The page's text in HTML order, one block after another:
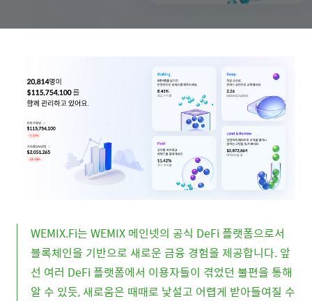
WEMIX.Fi는 WEMIX 메인넷의 공식 DeFi 플랫폼으로서
블록체인을 기반으로 새로운 금융 경험을 제공합니다. 앞
선 여러 DeFi 플랫폼에서 이용자들이 겪었던 불편을 통해
알 수 있듯, 새로움은 때때로 낯설고 어렵게 받아들여질 수